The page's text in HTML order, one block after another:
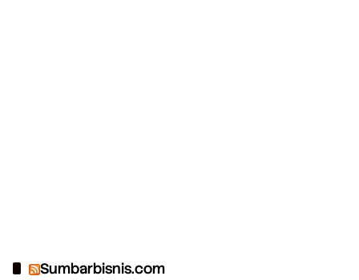
Sumbarbisnis.com